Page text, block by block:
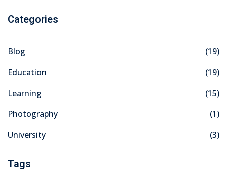
Categories
Blog
(19)
Education
(19)
Learning
(15)
Photography
(1)
University
(3)
Tags